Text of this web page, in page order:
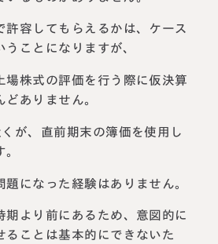
許容してもらえるかは、ケース
ことになりますが、
場株式の評価を行う際に仮決算
ありません。
が、直前期末の簿価を使用し
題になった経験はありません。
期より前にあるため、意図的に
ることは基本的にできないた